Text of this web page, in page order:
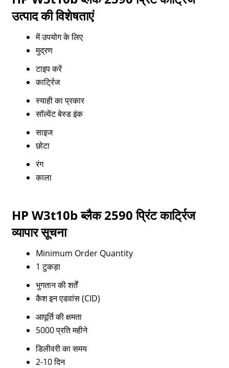
उत्पाद की विशेषताएं
में उपयोग के लिए
मुद्रण
टाइप करें
कार्ट्रिज
स्याही का प्रकार
सॉल्वेंट बेस्ड इंक
साइज
छोटा
रंग
काला
HP W3t10b ब्लैक 2590 प्रिंट कार्ट्रिज
व्यापार सूचना
Minimum Order Quantity
1 टुकड़ा
भुगतान की शर्तें
कैश इन एडवांस (CID)
आपूर्ति की क्षमता
5000 प्रति महीने
डिलीवरी का समय
2-10 दिन